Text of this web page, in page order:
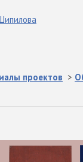
проектов >